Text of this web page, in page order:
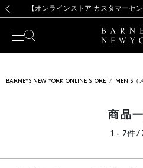
【夏季休業に伴う出荷一時停
熊本県を中心とした地震の影響に
【開催中】SUMMER SALE
【夏季休業に伴う出荷一時停
BARNEYS NEW YORK ONLINE STORE MEN'S（
商品
1 - 7件 /